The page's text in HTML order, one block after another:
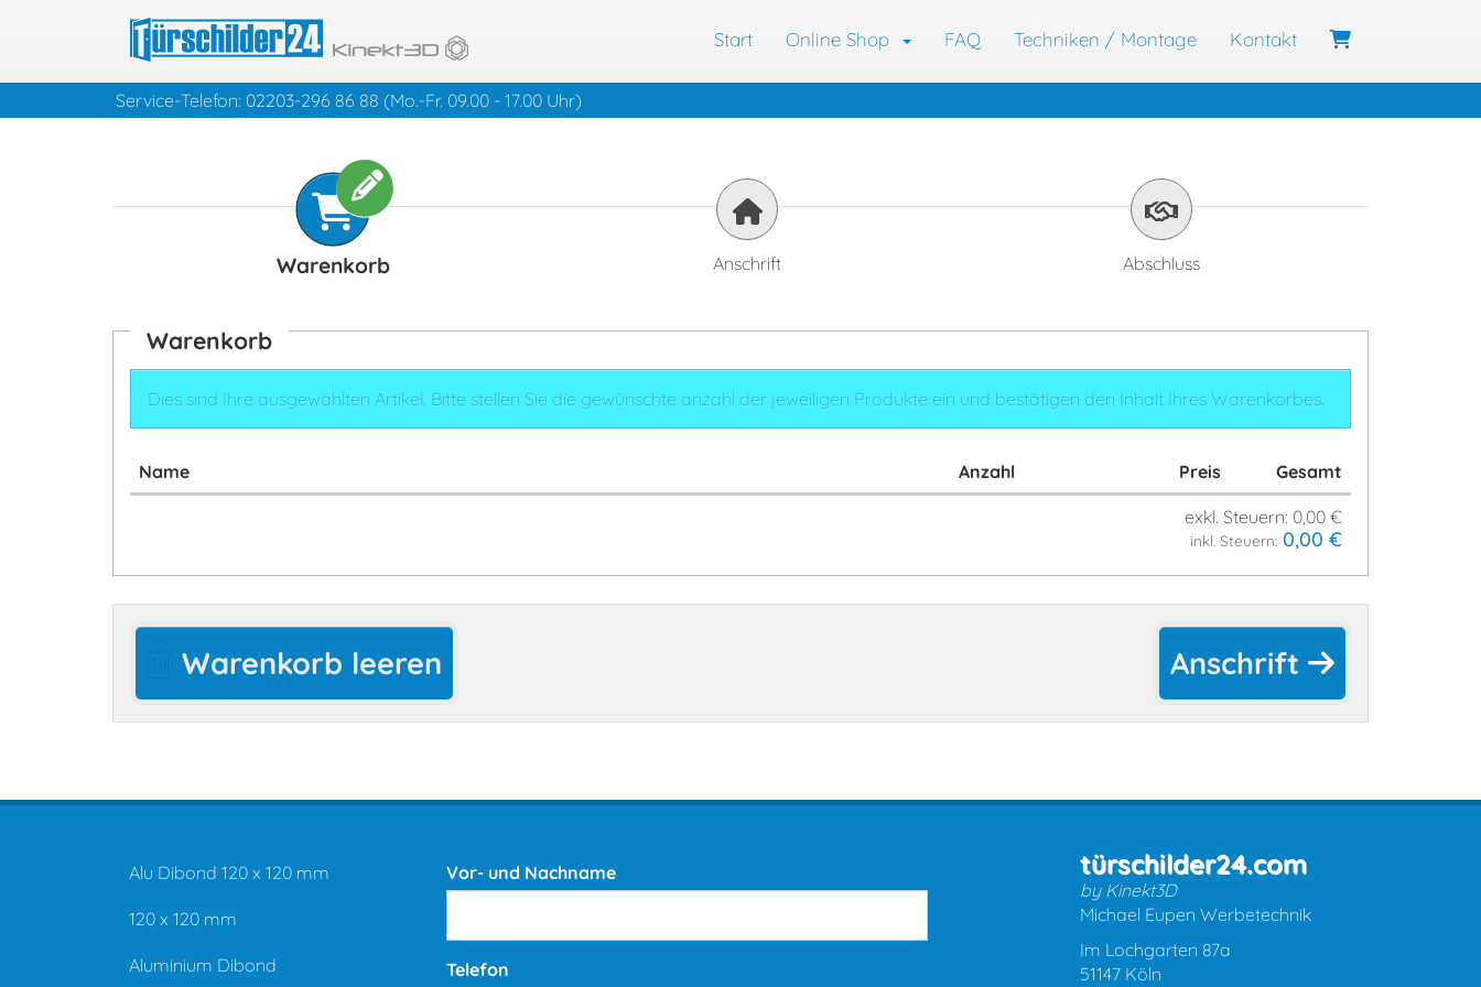
Start Online Shop FAQ Techniken / Montage Kontakt
Service-Telefon: 02203-296 86 88 (Mo.-Fr. 09.00 - 17.00 Uhr)
Warenkorb Anschrift Abschluss
Warenkorb
Dies sind Ihre ausgewählten Artikel. Bitte stellen Sie die gewünschte anzahl der jeweiligen Produkte ein und bestätigen den Inhalt Ihres Warenkorbes.
Name Anzahl Preis Gesamt
exkl. Steuern: 0,00 €
inkl. Steuern: 0,00 €
Warenkorb leeren Anschrift
Alu Dibond 120 x 120 mm
120 x 120 mm
Aluminium Dibond
Vor- und Nachname
Telefon
türschilder24.com
by Kinekt3D
Michael Eupen Werbetechnik
Im Lochgarten 87a
51147 Köln